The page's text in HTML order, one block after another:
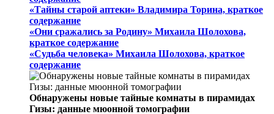
«Тайны старой аптеки» Владимира Торина, краткое
содержание
«Они сражались за Родину» Михаила Шолохова,
краткое содержание
«Судьба человека» Михаила Шолохова, краткое
содержание
Обнаружены новые тайные комнаты в пирамидах
Гизы: данные мюонной томографии